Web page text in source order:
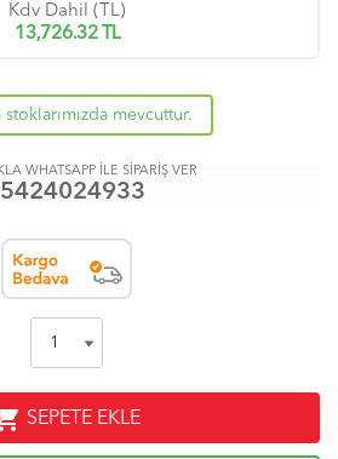
Kdv Dahil (TL)
13,726.32TL
stoklarımızda mevcuttur.
WHATSAPP İLE SİPARİŞ VER
SEPETE EKLE